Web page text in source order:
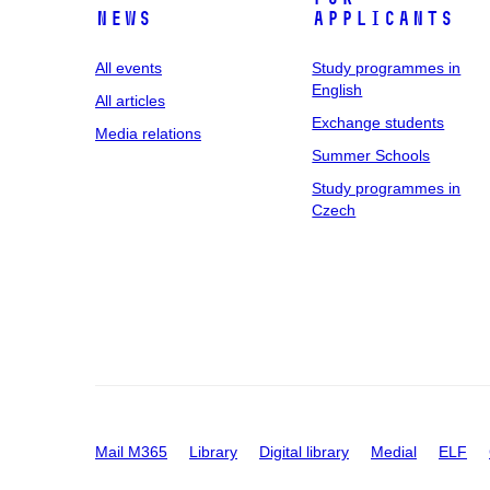
News
All events
All articles
Media relations
applicants
Study programmes in
English
Exchange students
Summer Schools
Study programmes in
Czech
Mail M365 Library Digital library Medial ELF